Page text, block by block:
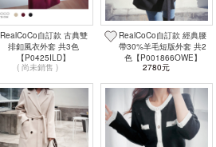
RealCoCo自訂款 古典雙
排釦風衣外套 共3色
【P0425ILD】
( 尚未銷售 )
RealCoCo自訂款 經典腰
帶30%羊毛短版外套 共2
色【P001866OWE】
2780元